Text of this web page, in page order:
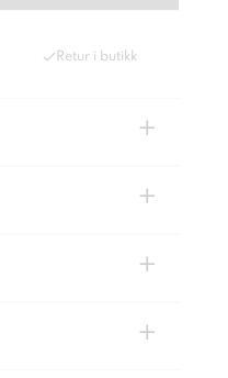
Retur i butikk
+
+
+
+